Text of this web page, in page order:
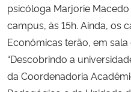
psicóloga Marjorie
campus, às 15h. Ainda, os
Econômicas terão, em
“Descobrindo a
da Coordenadoria